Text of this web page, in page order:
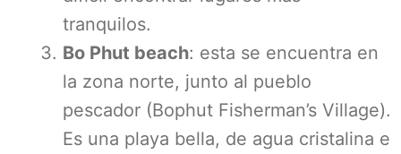
tranquilos.
Bo Phut beach: esta se encuentra en
la zona norte, junto al pueblo
pescador (Bophut Fisherman’s Village).
Es una playa bella, de agua cristalina e